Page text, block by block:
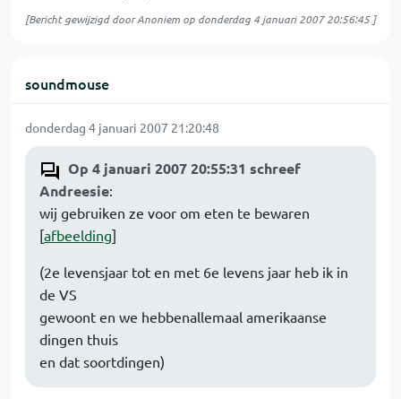
[Bericht gewijzigd door Anoniem op donderdag 4 januari 2007 20:56:45]
soundmouse
donderdag 4 januari 2007 21:20:48
Op 4 januari 2007 20:55:31 schreef
Andreesie:
wij gebruiken ze voor om eten te bewaren
[afbeelding]
(2e levensjaar tot en met 6e levens jaar heb ik in
de VS
gewoont en we hebbenallemaal amerikaanse
dingen thuis
en dat soortdingen)